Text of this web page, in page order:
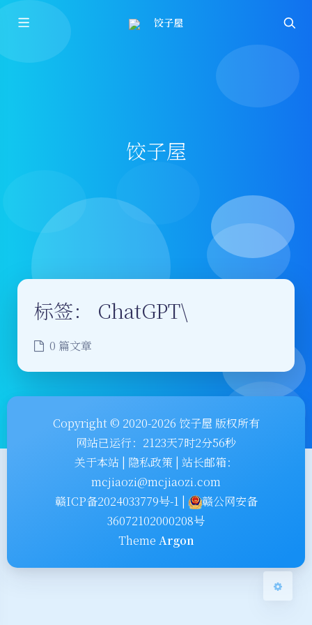
饺子屋
饺子屋
夜间模式
Sans Serif
浅阴影
关闭 日落
标签： ChatGPT\
0 篇文章
Copyright © 2020-2026 饺子屋 版权所有
网站已运行： 2123天7时2分56秒
关于本站 | 隐私政策 | 站长邮箱：
mcjiaozi@mcjiaozi.com
赣ICP备2024033779号-1 |
赣公网安备
36072102000208号
Theme Argon